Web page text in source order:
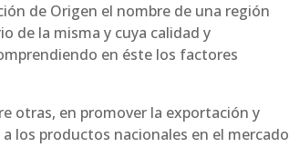
de Origen el nombre de una región
de la misma y cuya calidad y
en éste los factores
otras, en promover la exportación y
los productos nacionales en el mercado